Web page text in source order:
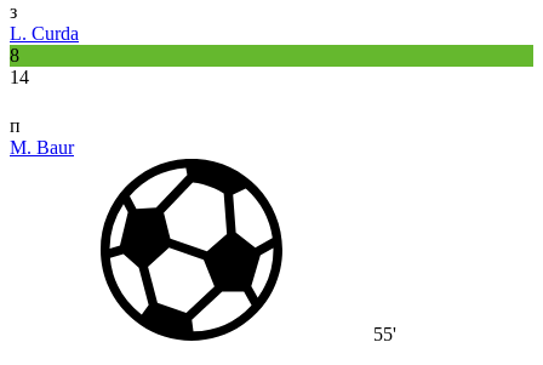
з
L. Curda
8
14
п
M. Baur
55'